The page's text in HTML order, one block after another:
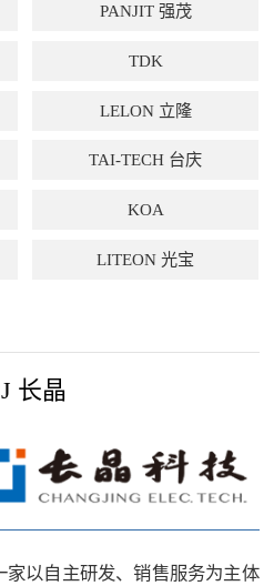
PANJIT 强茂
TDK
LELON 立隆
TAI-TECH 台庆
KOA
LITEON 光宝
长晶
以自主研发、销售服务为主体